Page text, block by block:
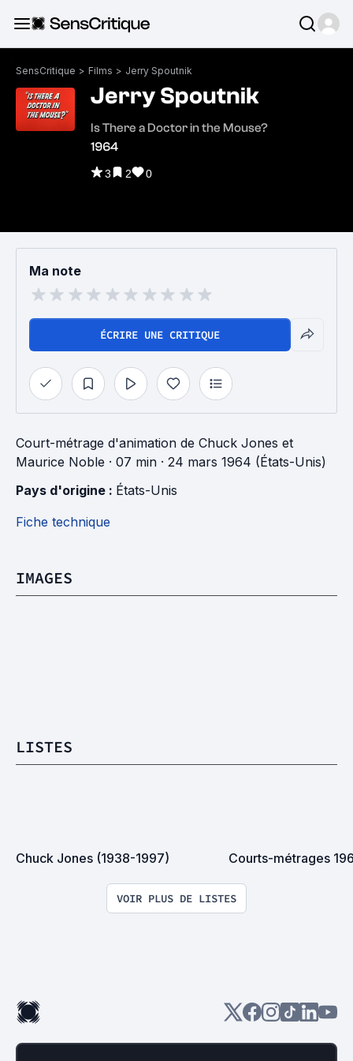
SensCritique > Films > Jerry Spoutnik
Jerry Spoutnik
Is There a Doctor in the Mouse?
1964
3 2 0
Ma note
ÉCRIRE UNE CRITIQUE
Court-métrage d'animation de Chuck Jones et
Maurice Noble · 07 min · 24 mars 1964 (États-Unis)
Pays d'origine : États-Unis
Fiche technique
IMAGES
LISTES
Chuck Jones (1938-1997) Courts-métrages
VOIR PLUS DE LISTES